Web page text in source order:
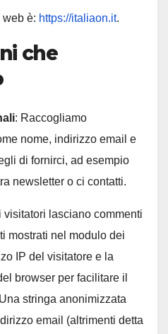
web è: https://italiaon.it.
che
: Raccogliamo
nome, indirizzo email e
di fornirci, ad esempio
newsletter o ci contatti.
visitatori lasciano commenti
mostrati nel modulo dei
IP del visitatore e la
browser per facilitare il
stringa anonimizzata
email (altrimenti detta